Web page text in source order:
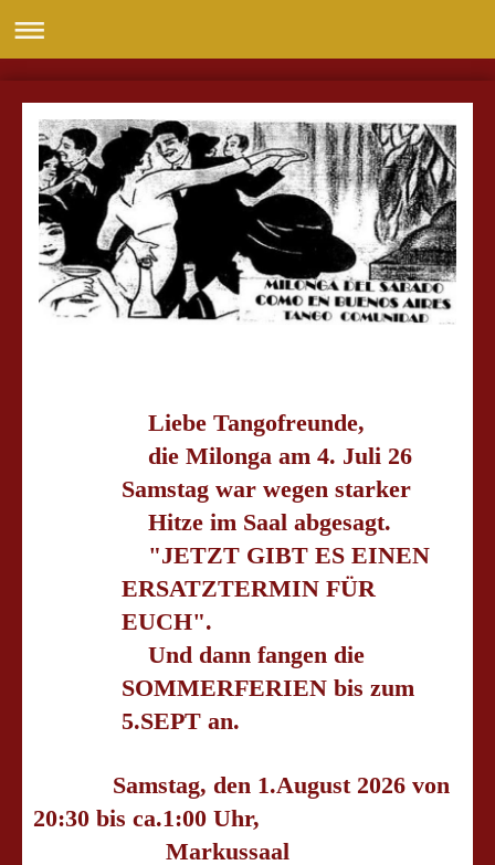
Liebe Tangofreunde,
die Milonga am 4. Juli 26
Samstag war wegen starker
Hitze im Saal abgesagt.
"JETZT GIBT ES EINEN
ERSATZTERMIN FÜR
EUCH".
Und dann fangen die
SOMMERFERIEN bis zum
5.SEPT an.
Samstag, den 1.August 2026 von
20:30 bis ca.1:00 Uhr,
Markussaal